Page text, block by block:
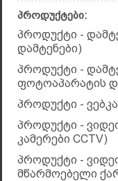
პროდუქტები:
პროდუქტი -
დამტენები)
პროდუქტი -
ფოტოაპარატის
პროდუქტი -
პროდუქტი -
კამერები CCTV)
პროდუქტი -
მწარმოებელი